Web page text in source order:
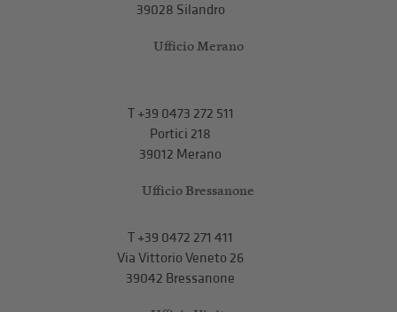
39028 Silandro
Ufficio Merano
T+39 0473 272 511
Portici 218
39012 Merano
Ufficio Bressanone
T +39 0472 271 411
Via Vittorio Veneto 26
39042 Bressanone